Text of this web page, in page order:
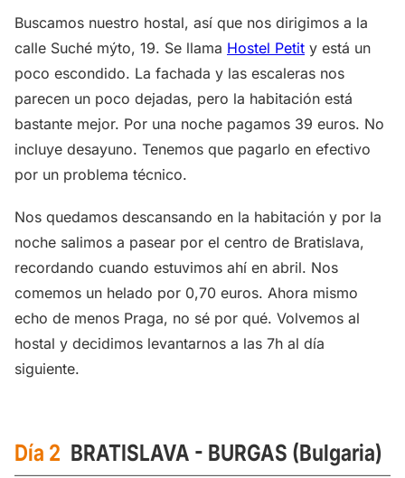
Buscamos nuestro hostal, así que nos dirigimos a la
calle Suché mýto, 19. Se llama Hostel Petit y está un
poco escondido. La fachada y las escaleras nos
parecen un poco dejadas, pero la habitación está
bastante mejor. Por una noche pagamos 39 euros. No
incluye desayuno. Tenemos que pagarlo en efectivo
por un problema técnico.
Nos quedamos descansando en la habitación y por la
noche salimos a pasear por el centro de Bratislava,
recordando cuando estuvimos ahí en abril. Nos
comemos un helado por 0,70 euros. Ahora mismo
echo de menos Praga, no sé por qué. Volvemos al
hostal y decidimos levantarnos a las 7h al día
siguiente.
Día 2 BRATISLAVA - BURGAS (Bulgaria)